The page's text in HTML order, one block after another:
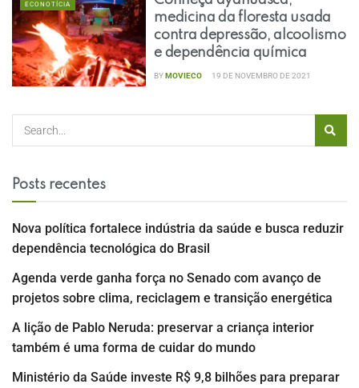
ECONOTÍCIA
medicina da floresta usada
contra depressão, alcoolismo
e dependência química
BYMOVIECO 19 DE NOVEMBRO DE 2021
Posts recentes
Nova política fortalece indústria da saúde e busca reduzir
dependência tecnológica do Brasil
Agenda verde ganha força no Senado com avanço de
projetos sobre clima, reciclagem e transição energética
A lição de Pablo Neruda: preservar a criança interior
também é uma forma de cuidar do mundo
Ministério da Saúde investe R$ 9,8 bilhões para preparar